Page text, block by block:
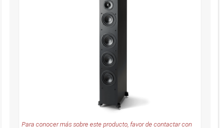
Para conocer más sobre este producto, favor de contactar con